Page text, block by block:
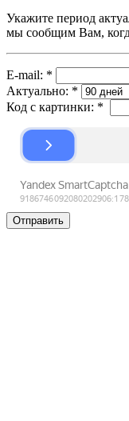
Укажите период
мы сообщим Вам,
E-mail: *
Актуально: *
Код с картинки: *